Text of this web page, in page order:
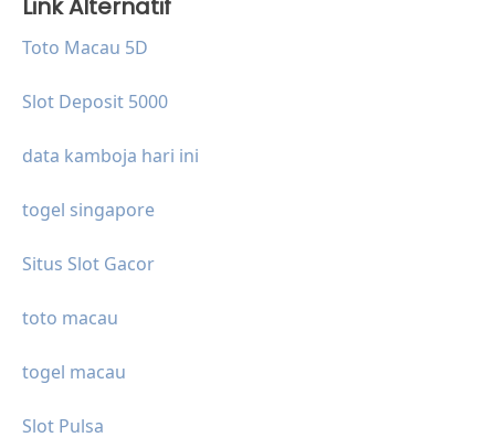
Link Alternatif
Toto Macau 5D
Slot Deposit 5000
data kamboja hari ini
togel singapore
Situs Slot Gacor
toto macau
togel macau
Slot Pulsa